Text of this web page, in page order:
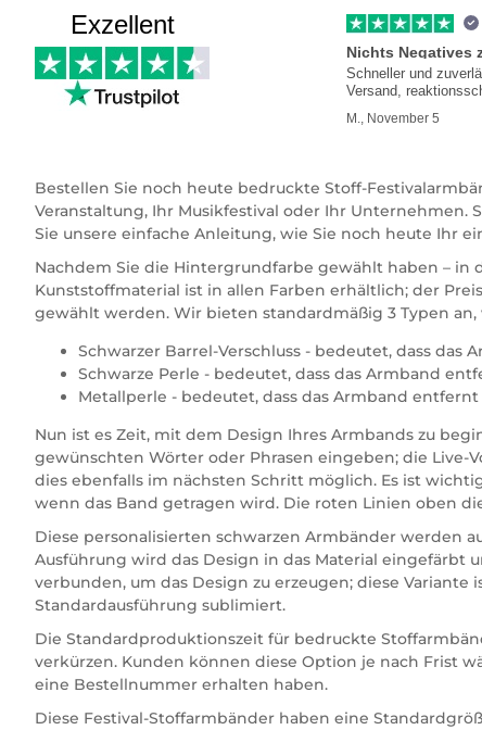
Exzellent
Nichts Negatives
Schneller und
Versand,
M., November 5
Bestellen Sie noch heute bedruckte Stoff-
Veranstaltung, Ihr Musikfestival oder Ihr Unternehmen.
Sie unsere einfache Anleitung, wie Sie noch heute Ihr
Nachdem Sie die Hintergrundfarbe gewählt haben – in
Kunststoffmaterial ist in allen Farben erhältlich; der
gewählt werden. Wir bieten standardmäßig 3 Typen
Schwarzer Barrel-Verschluss - bedeutet, dass
Schwarze Perle - bedeutet, dass das Armband
Metallperle - bedeutet, dass das Armband
Nun ist es Zeit, mit dem Design Ihres Armbands zu
gewünschten Wörter oder Phrasen eingeben; die Live-
dies ebenfalls im nächsten Schritt möglich. Es ist
wenn das Band getragen wird. Die roten Linien oben
Diese personalisierten schwarzen Armbänder werden
Ausführung wird das Design in das Material
verbunden, um das Design zu erzeugen; diese
Standardausführung sublimiert.
Die Standardproduktionszeit für bedruckte
verkürzen. Kunden können diese Option je nach Frist
eine Bestellnummer erhalten haben.
Diese Festival-Stoffarmbänder haben eine